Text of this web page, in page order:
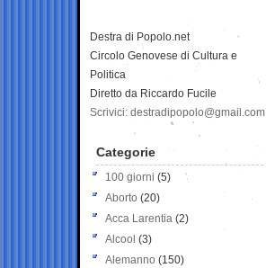
Destra di Popolo.net
Circolo Genovese di Cultura e
Politica
Diretto da Riccardo Fucile
Scrivici: destradipopolo@gmail.com
Categorie
100 giorni (5)
Aborto (20)
Acca Larentia (2)
Alcool (3)
Alemanno (150)